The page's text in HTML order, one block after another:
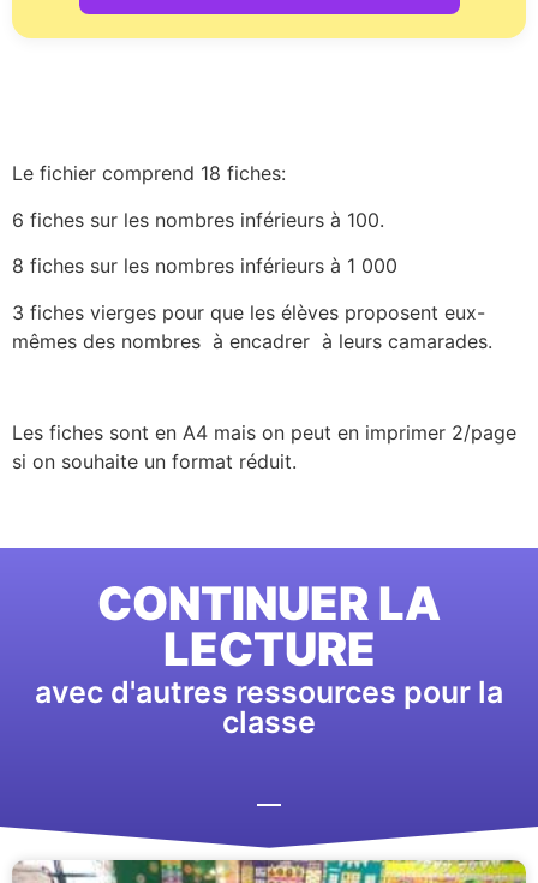
Le fichier comprend 18 fiches:
6 fiches sur les nombres inférieurs à 100.
8 fiches sur les nombres inférieurs à 1 000
3 fiches vierges pour que les élèves proposent eux-
mêmes des nombres à encadrer à leurs camarades.
Les fiches sont en A4 mais on peut en imprimer 2/page
si on souhaite un format réduit.
CONTINUER LA
LECTURE
avec d'autres ressources pour la
classe